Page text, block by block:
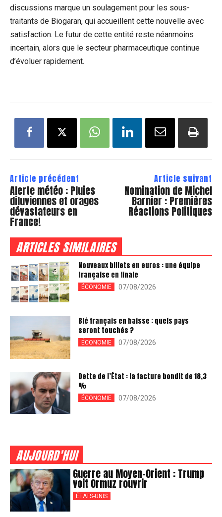
discussions marque un soulagement pour les sous-
traitants de Biogaran, qui accueillent cette nouvelle avec
satisfaction. Le futur de cette entité reste néanmoins
incertain, alors que le secteur pharmaceutique continue
d’évoluer rapidement.
Article précédent
Alerte météo : Pluies
diluviennes et orages
dévastateurs en
France!
Article suivant
Nomination de Michel
Barnier : Premières
Réactions Politiques
ARTICLES SIMILAIRES
Nouveaux billets en euros : une équipe
française en finale
ÉCONOMIE 07/08/2026
Blé français en baisse : quels pays
seront touchés ?
ÉCONOMIE 07/08/2026
Dette de l’État : la facture bondit de 18,3
%
ÉCONOMIE 07/08/2026
AUJOURD'HUI
Guerre au Moyen-Orient : Trump
voit Ormuz rouvrir
ÉTATS-UNIS